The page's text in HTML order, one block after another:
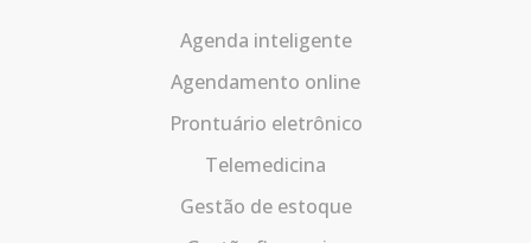
Agenda inteligente
Agendamento online
Prontuário eletrônico
Telemedicina
Gestão de estoque